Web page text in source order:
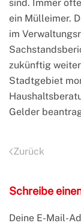
sind. Immer
ein Mülleimer.
im
zukünftig
Stadtgebiet
Gelder
Zurück
Schreibe
Deine E-Mail-